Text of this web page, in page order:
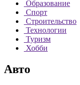
Образование
Спорт
Строительство
Технологии
Туризм
Хобби
Авто